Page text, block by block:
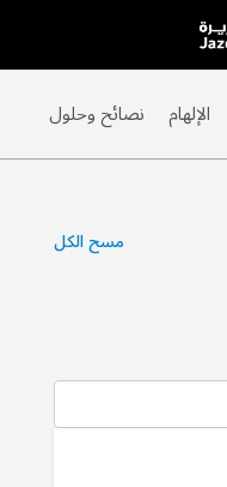
الإلهام نصائح وحلول
مسح الكل